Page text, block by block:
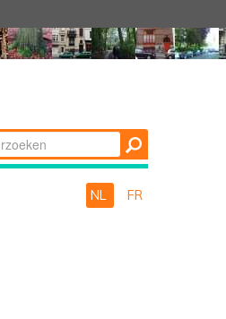
NL FR